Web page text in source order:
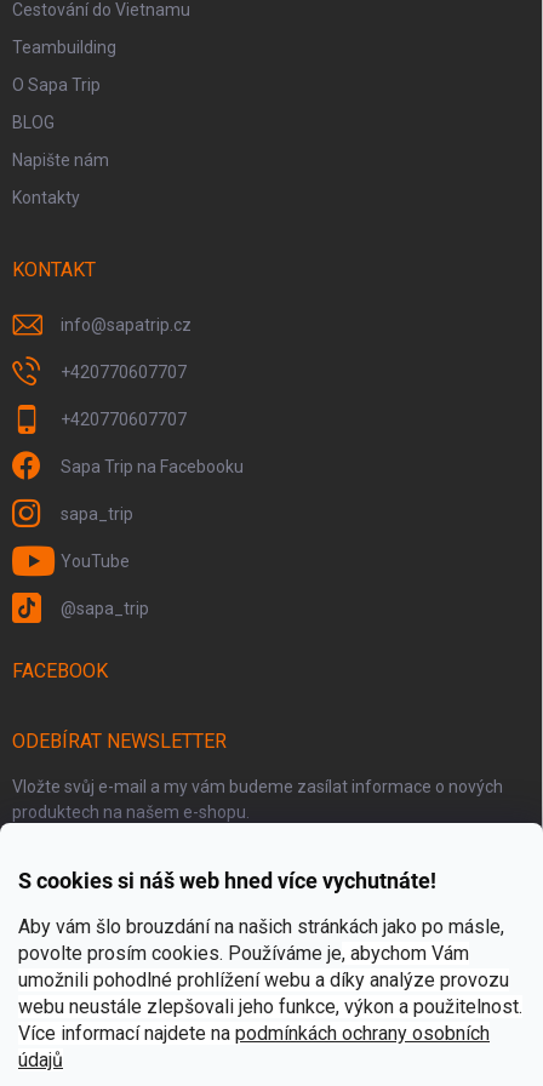
S cookies si náš web hned více vychutnáte!
Aby vám šlo brouzdání na našich stránkách jako po másle,
povolte prosím cookies. Používáme je, abychom Vám
umožnili pohodlné prohlížení webu a díky analýze provozu
webu neustále zlepšovali jeho funkce, výkon a použitelnost.
Více informací najdete na podmínkách ochrany osobních
údajů
Cestování do Vietnamu
Teambuilding
O Sapa Trip
BLOG
Napište nám
Kontakty
KONTAKT
info@sapatrip.cz
+420770607707
+420770607707
Sapa Trip na Facebooku
sapa_trip
YouTube
@sapa_trip
FACEBOOK
ODEBÍRAT NEWSLETTER
Vložte svůj e-mail a my vám budeme zasílat informace o nových
produktech na našem e-shopu.
E-MAIL
Přihlásit se